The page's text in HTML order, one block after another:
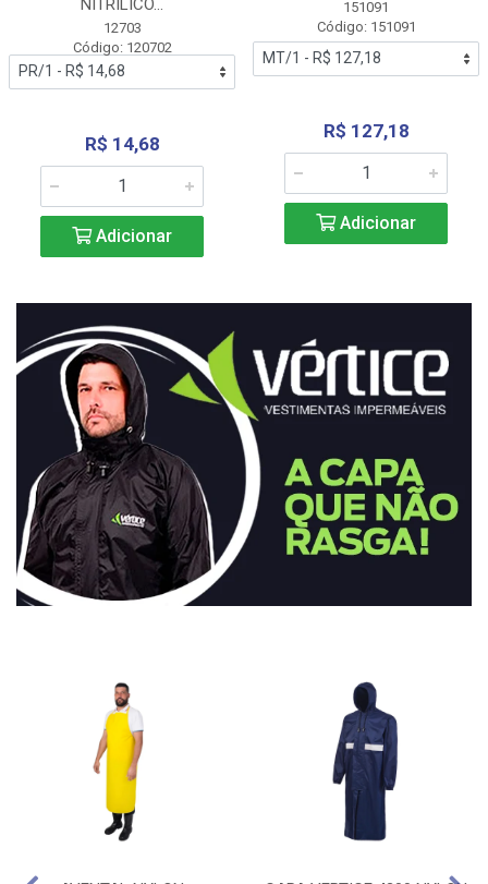
NITRÍLICO...
12703
Código: 120702
R$ 14,68
Adicionar
151091
Código: 151091
R$ 127,18
Adicionar